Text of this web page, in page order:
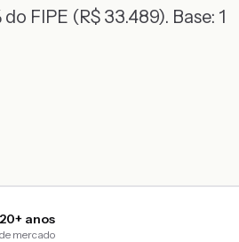
FIPE (R$ 33.489). Base: 1
20+ anos
de mercado